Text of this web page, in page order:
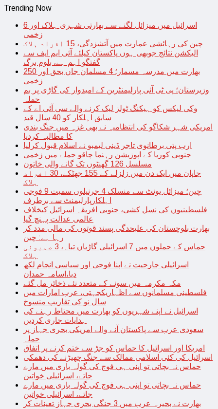
Trending Now
اسرائیل میں میزائل لگنے سے بھارتی شہری ہلاک اور 6
زخمی
چین کی رہائشی عمارت میں آتشزدگی، 15 افراد ہلاک
الیکشن نتائج جوبھی ہوں پاکستان کیلئے آئی ایم ایف سے
گفتگو اہم ہے، بلوم برگ
بھارت میں مدرسہ مسمار؛ 4 مسلمان جاں بحق اور 250
زخمی
وزیرستان؛ پی ٹی آئی پارلیمنٹرین کے امیدوار کی گاڑی پر بم
حملہ
وکی لیکس کو ہیکنگ ٹولز لیک کرنے والے سی آئی اے کے
سابق اہلکار کو 40 سال قید
امریکی شہر شکاگو کی انتظامیہ نے بھی غزہ میں جنگ بندی
کا مطالبہ کردیا
ارب پتی برطانوی تاجر ڈینی لیمبو نے اسلام قبول کرلیا
جنوبی کوریا کے اپوزیشن رہنما چاقو حملے میں زخمی
مسلسل 126 گھنٹوں تک گانے والی خاتون
جاپان میں ایک دن میں زلزلے کے 155 جھٹکے، 30 افراد
ہلاک
چین؛ میزائل یونٹ سے منسلک 4 جرنیلوں سمیت 9 فوجی
اہلکارپارلیمنٹ سے برطرف
فلسطینیوں کی نسل کشی، جنوبی افریقہ اسرائیل کیخلاف
عالمی عدالت پہنچ گیا
بھارت بلوچستان کی علیحدگی پسند قوتوں کی مالی مدد کر
رہا ہے: چین
حماس کے حملوں میں 7 اسرائیلی گاڑیاں تباہ، 3 صہیونی
ہلاک
اسرائیلی جارحیت نے اپنا فوجی اور سیاسی انجام لکھ
دیا،اسامہ حمدان
مکہ مکرمہ میں سونے کے متعدد نئے ذخائر مل گئے
فلسطینی مسلمانوں سے اظہاریکجہتی، عرب امارات میں
سال نو کی تقاریب منسوخ
اسرائیل نے اپنے شہریوں کو بھارت میں محتاط رہنے کی
ہدایات جاری کردیں
سعودی عرب سے پاکستان آنے والے امریکی بحری جہاز پر
حملہ
امریکا اور اسرائیل کا حماس کو جڑ سے ختم کرنے پر اتفاق
اسرائیل کی کئی اسلامی ممالک سے جنگ چھیڑنے کی دھمکی
حماس نہ بچاتی تو اپنی ہی فوج کی گولہ باری میں مارے
جاتے، اسرائیلی خواتین
حماس نہ بچاتی تو اپنی ہی فوج کی گولہ باری میں مارے
جاتے، اسرائیلی خواتین
بھارت نے بحیرہ عرب میں 3 جنگی بحری جہاز تعینات کر